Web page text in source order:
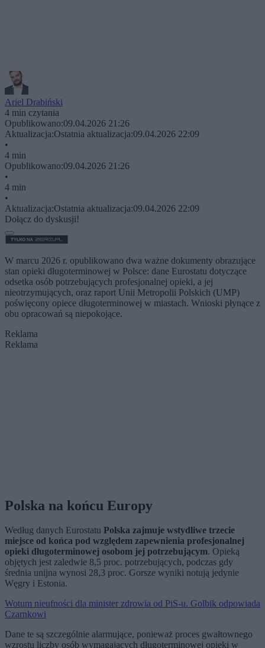
Ariel Drabiński
4 min czytania
Opublikowano:09.04.2026 21:26
Aktualizacja:Ostatnia aktualizacja:09.04.2026 22:09
•
4 min
Opublikowano:09.04.2026 21:26
•
4 min
•
Aktualizacja:Ostatnia aktualizacja:09.04.2026 22:09
Dołącz do dyskusji!
W marcu 2026 r. opublikowano dwa ważne dokumenty obrazujące
stan opieki długoterminowej w Polsce: dane Eurostatu dotyczące
odsetka osób potrzebujących profesjonalnej opieki, a jej
nieotrzymujących, oraz raport Unii Metropolii Polskich (UMP)
poświęcony opiece długoterminowej w miastach. Wnioski płynące z
obu opracowań są niepokojące.
Reklama
Reklama
Polska na końcu Europy
Według danych Eurostatu Polska zajmuje wstydliwe trzecie
miejsce od końca pod względem zapewnienia profesjonalnej
opieki długoterminowej osobom jej potrzebującym. Opieką
objętych jest zaledwie 8,5 proc. potrzebujących, podczas gdy
średnia unijna wynosi 28,3 proc. Gorsze wyniki notują jedynie
Węgry i Estonia.
Wotum nieufności dla minister zdrowia od PiS-u. Golbik odpowiada
Czarnkowi
Dane te są szczególnie alarmujące, ponieważ proces gwałtownego
wzrostu liczby osób wymagających długoterminowej opieki w